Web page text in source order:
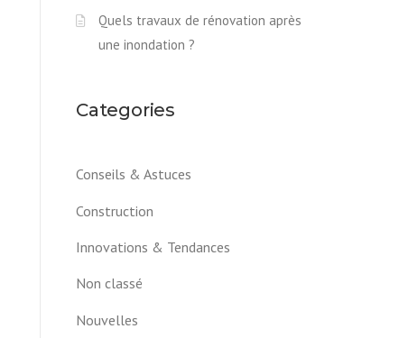
Quels travaux de rénovation après
une inondation ?
Categories
Conseils & Astuces
Construction
Innovations & Tendances
Non classé
Nouvelles